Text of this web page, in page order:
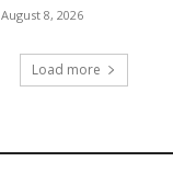
August 8, 2026
Load more